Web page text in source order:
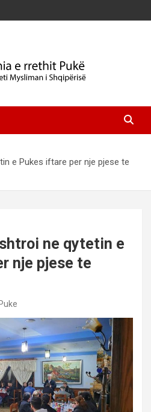
| Faqja Zyrtare
e Pukes iftare per nje pjese te
ne qytetin e
nje pjese te